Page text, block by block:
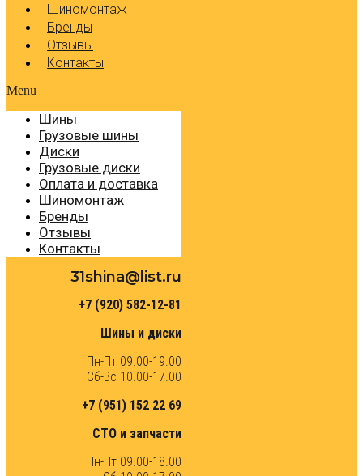
Шиномонтаж
Бренды
Отзывы
Контакты
Menu
Шины
Грузовые шины
Диски
Грузовые диски
Оплата и доставка
Шиномонтаж
Бренды
Отзывы
Контакты
31shina@list.ru
+7 (920) 582-12-81
Шины и диски
Пн-Пт 09.00-19.00
Сб-Вс 10.00-17.00
+7 (951) 152 22 69
СТО и запчасти
Пн-Пт 09.00-18.00